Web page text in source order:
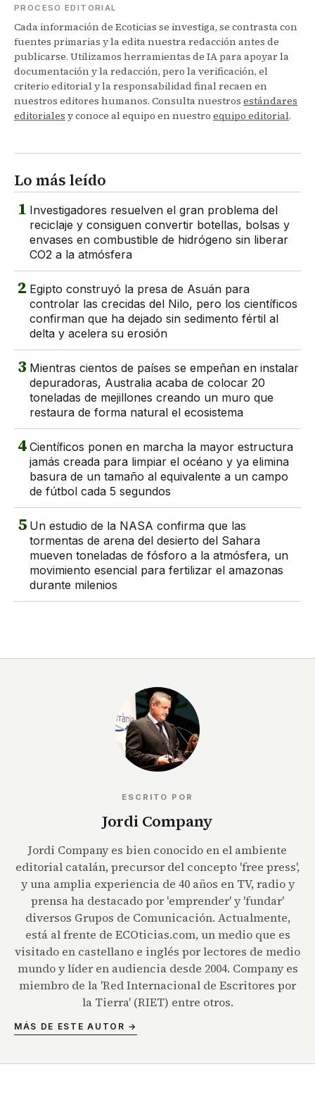
PROCESO EDITORIAL
Cada información de Ecoticias se investiga, se contrasta con
fuentes primarias y la edita nuestra redacción antes de
publicarse. Utilizamos herramientas de IA para apoyar la
documentación y la redacción, pero la verificación, el
criterio editorial y la responsabilidad final recaen en
nuestros editores humanos. Consulta nuestros estándares
editoriales y conoce al equipo en nuestro equipo editorial.
Lo más leído
1 Investigadores resuelven el gran problema del
reciclaje y consiguen convertir botellas, bolsas y
envases en combustible de hidrógeno sin liberar
CO2 a la atmósfera
2 Egipto construyó la presa de Asuán para
controlar las crecidas del Nilo, pero los científicos
confirman que ha dejado sin sedimento fértil al
delta y acelera su erosión
3 Mientras cientos de países se empeñan en instalar
depuradoras, Australia acaba de colocar 20
toneladas de mejillones creando un muro que
restaura de forma natural el ecosistema
4 Científicos ponen en marcha la mayor estructura
jamás creada para limpiar el océano y ya elimina
basura de un tamaño al equivalente a un campo
de fútbol cada 5 segundos
5 Un estudio de la NASA confirma que las
tormentas de arena del desierto del Sahara
mueven toneladas de fósforo a la atmósfera, un
movimiento esencial para fertilizar el amazonas
durante milenios
ESCRITO POR
Jordi Company
Jordi Company es bien conocido en el ambiente
editorial catalán, precursor del concepto 'free press',
y una amplia experiencia de 40 años en TV, radio y
prensa ha destacado por 'emprender' y 'fundar'
diversos Grupos de Comunicación. Actualmente,
está al frente de ECOticias.com, un medio que es
visitado en castellano e inglés por lectores de medio
mundo y líder en audiencia desde 2004. Company es
miembro de la 'Red Internacional de Escritores por
la Tierra' (RIET) entre otros.
MÁS DE ESTE AUTOR →